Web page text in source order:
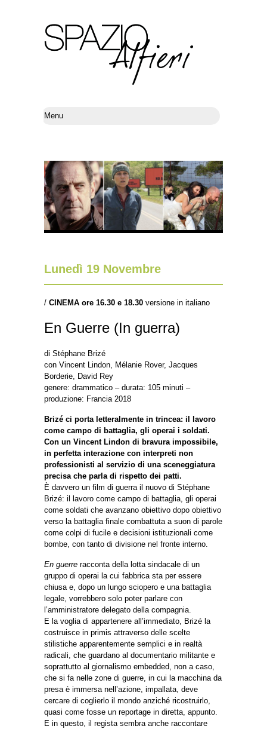
Lunedì 19 Novembre
/ CINEMA ore 16.30 e 18.30 versione in italiano
En Guerre (In guerra)
di Stéphane Brizé
con Vincent Lindon, Mélanie Rover, Jacques
Borderie, David Rey
genere: drammatico – durata: 105 minuti –
produzione: Francia 2018
Brizé ci porta letteralmente in trincea: il lavoro
come campo di battaglia, gli operai i soldati.
Con un Vincent Lindon di bravura impossibile,
in perfetta interazione con interpreti non
professionisti al servizio di una sceneggiatura
precisa che parla di rispetto dei patti.
È davvero un film di guerra il nuovo di Stéphane
Brizé: il lavoro come campo di battaglia, gli operai
come soldati che avanzano obiettivo dopo obiettivo
verso la battaglia finale combattuta a suon di parole
come colpi di fucile e decisioni istituzionali come
bombe, con tanto di divisione nel fronte interno.
En guerre racconta della lotta sindacale di un
gruppo di operai la cui fabbrica sta per essere
chiusa e, dopo un lungo sciopero e una battaglia
legale, vorrebbero solo poter parlare con
l’amministratore delegato della compagnia.
E la voglia di appartenere all’immediato, Brizé la
costruisce in primis attraverso delle scelte
stilistiche apparentemente semplici e in realtà
radicali, che guardano al documentario militante e
soprattutto al giornalismo embedded, non a caso,
che si fa nelle zone di guerre, in cui la macchina da
presa è immersa nell’azione, impallata, deve
cercare di coglierlo il mondo anziché ricostruirlo,
quasi come fosse un reportage in diretta, appunto.
E in questo, il regista sembra anche raccontare